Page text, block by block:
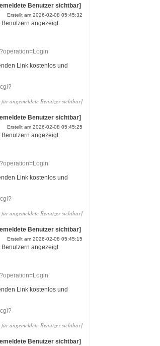
Benutzer sichtbar]
Erstellt am 2026-02-08 05:45:32
angezeigt
Link kostenlos und
für angemeldete Benutzer sichtbar]
Benutzer sichtbar]
Erstellt am 2026-02-08 05:45:25
angezeigt
Link kostenlos und
für angemeldete Benutzer sichtbar]
Benutzer sichtbar]
Erstellt am 2026-02-08 05:45:15
angezeigt
Link kostenlos und
für angemeldete Benutzer sichtbar]
Benutzer sichtbar]